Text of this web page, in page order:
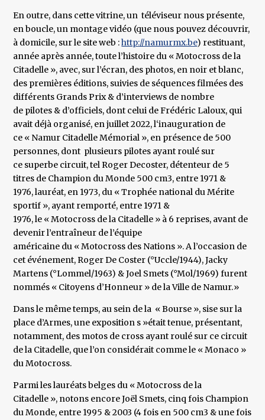
En outre, dans cette vitrine, un téléviseur nous présente,
en boucle, un montage vidéo (que nous pouvez découvrir,
à domicile, sur le site web :http://namurmx.be) restituant,
année après année, toute l’histoire du « Motocross de la
Citadelle », avec, sur l’écran, des photos, en noir et blanc,
des premières éditions, suivies de séquences filmées des
différents Grands Prix & d’interviews de nombre
de pilotes & d’officiels, dont celui de Frédéric Laloux, qui
avait déjà organisé, en juillet 2022, l‘inauguration de
ce « Namur Citadelle Mémorial », en présence de 500
personnes, dont plusieurs pilotes ayant roulé sur
ce superbe circuit, tel Roger Decoster, détenteur de 5
titres de Champion du Monde 500 cm3, entre 1971 &
1976, lauréat, en 1973, du « Trophée national du Mérite
sportif », ayant remporté, entre 1971 &
1976, le « Motocross de la Citadelle » à 6 reprises, avant de
devenir l’entraîneur de l’équipe
américaine du « Motocross des Nations ». A l’occasion de
cet événement, Roger De Coster (°Uccle/1944), Jacky
Martens (°Lommel/1963) & Joel Smets (°Mol/1969) furent
nommés « Citoyens d’Honneur » de la Ville de Namur.»
Dans le même temps, au sein de la « Bourse », sise sur la
place d’Armes, une exposition s »était tenue, présentant,
notamment, des motos de cross ayant roulé sur ce circuit
de la Citadelle, que l’on considérait comme le « Monaco »
du Motocross.
Parmi les lauréats belges du « Motocross de la
Citadelle », notons encore Joël Smets, cinq fois Champion
du Monde, entre 1995 & 2003 (4 fois en 500 cm3 & une fois